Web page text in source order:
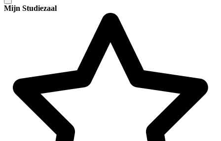
Mijn Studiezaal